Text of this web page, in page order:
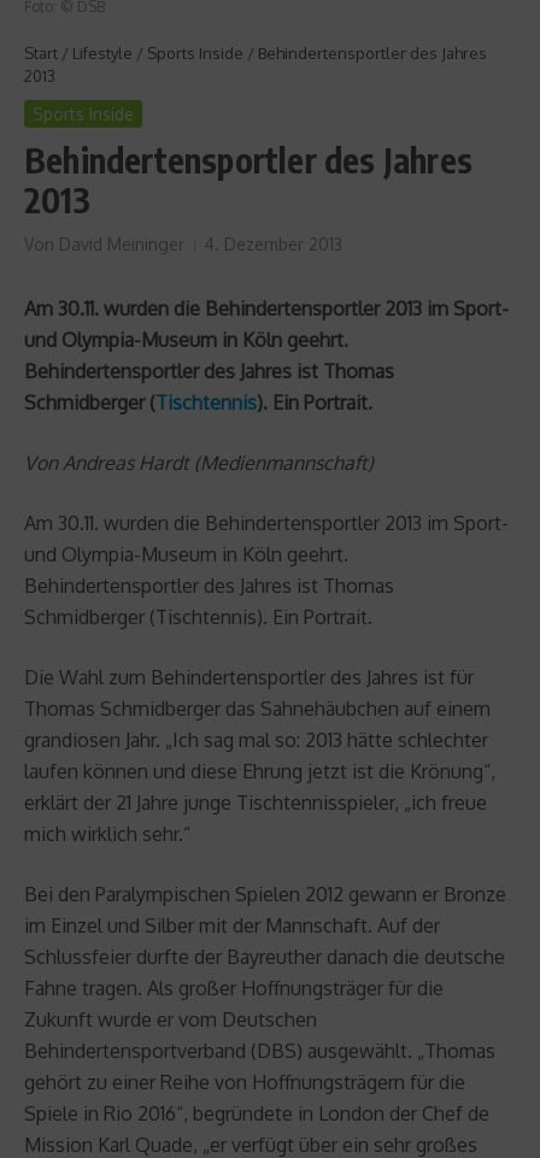
Foto: © DSB
Start / Lifestyle / Sports Inside / Behindertensportler des Jahres
2013
Sports Inside
Behindertensportler des Jahres
2013
Von David Meininger 4. Dezember 2013
Am 30.11. wurden die Behindertensportler 2013 im Sport-
und Olympia-Museum in Köln geehrt.
Behindertensportler des Jahres ist Thomas
Schmidberger (Tischtennis). Ein Portrait.
Von Andreas Hardt (Medienmannschaft)
Am 30.11. wurden die Behindertensportler 2013 im Sport-
und Olympia-Museum in Köln geehrt.
Behindertensportler des Jahres ist Thomas
Schmidberger (Tischtennis). Ein Portrait.
Die Wahl zum Behindertensportler des Jahres ist für
Thomas Schmidberger das Sahnehäubchen auf einem
grandiosen Jahr. „Ich sag mal so: 2013 hätte schlechter
laufen können und diese Ehrung jetzt ist die Krönung“,
erklärt der 21 Jahre junge Tischtennisspieler, „ich freue
mich wirklich sehr.“
Bei den Paralympischen Spielen 2012 gewann er Bronze
im Einzel und Silber mit der Mannschaft. Auf der
Schlussfeier durfte der Bayreuther danach die deutsche
Fahne tragen. Als großer Hoffnungsträger für die
Zukunft wurde er vom Deutschen
Behindertensportverband (DBS) ausgewählt. „Thomas
gehört zu einer Reihe von Hoffnungsträgern für die
Spiele in Rio 2016“, begründete in London der Chef de
Mission Karl Quade, „er verfügt über ein sehr großes